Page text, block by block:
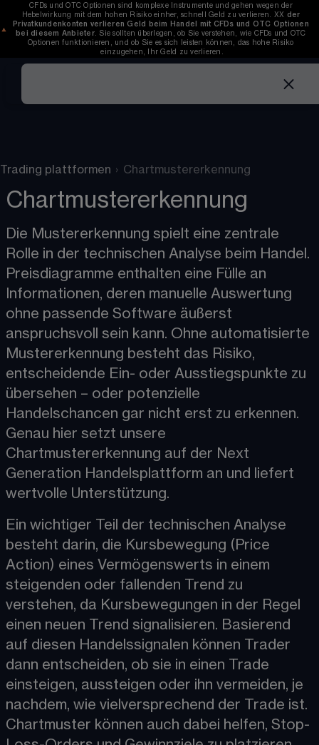
CFDs und OTC Optionen sind komplexe Instrumente und gehen wegen der
Hebelwirkung mit dem hohen Risiko einher, schnell Geld zu verlieren. XX der
Privatkundenkonten verlieren Geld beim Handel mit CFDs und OTC Optionen
bei diesem Anbieter. Sie sollten überlegen, ob Sie verstehen, wie CFDs und OTC
Optionen funktionieren, und ob Sie es sich leisten können, das hohe Risiko
einzugehen, Ihr Geld zu verlieren.
Trading plattformen › Chartmustererkennung
Chartmustererkennung
Die Mustererkennung spielt eine zentrale
Rolle in der technischen Analyse beim Handel.
Preisdiagramme​ enthalten eine Fülle an
Informationen, deren manuelle Auswertung
ohne passende Software äußerst
anspruchsvoll sein kann. Ohne automatisierte
Mustererkennung besteht das Risiko,
entscheidende Ein- oder Ausstiegspunkte zu
übersehen – oder potenzielle
Handelschancen gar nicht erst zu erkennen.
Genau hier setzt unsere
Chartmustererkennung auf der Next
Generation Handelsplattform an und liefert
wertvolle Unterstützung.
Ein wichtiger Teil der technischen Analyse
besteht darin, die Kursbewegung (Price
Action)​ eines Vermögenswerts in einem
steigenden oder fallenden Trend zu
verstehen, da Kursbewegungen in der Regel
einen neuen Trend signalisieren. Basierend
auf diesen Handelssignalen können Trader
dann entscheiden, ob sie in einen Trade
einsteigen, aussteigen oder ihn vermeiden, je
nachdem, wie vielversprechend der Trade ist.
Chartmuster​​ können auch dabei helfen, Stop-